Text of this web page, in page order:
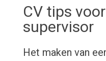
CV tips
supervisor
Het maken van